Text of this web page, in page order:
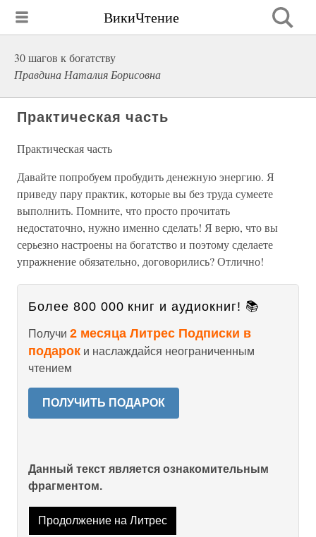
ВикиЧтение
30 шагов к богатству
Правдина Наталия Борисовна
Практическая часть
Практическая часть
Давайте попробуем пробудить денежную энергию. Я
приведу пару практик, которые вы без труда сумеете
выполнить. Помните, что просто прочитать
недостаточно, нужно именно сделать! Я верю, что вы
серьезно настроены на богатство и поэтому сделаете
упражнение обязательно, договорились? Отлично!
Более 800 000 книг и аудиокниг! 📚
Получи 2 месяца Литрес Подписки в
подарок и наслаждайся неограниченным
чтением
ПОЛУЧИТЬ ПОДАРОК
Данный текст является ознакомительным
фрагментом.
Продолжение на Литрес